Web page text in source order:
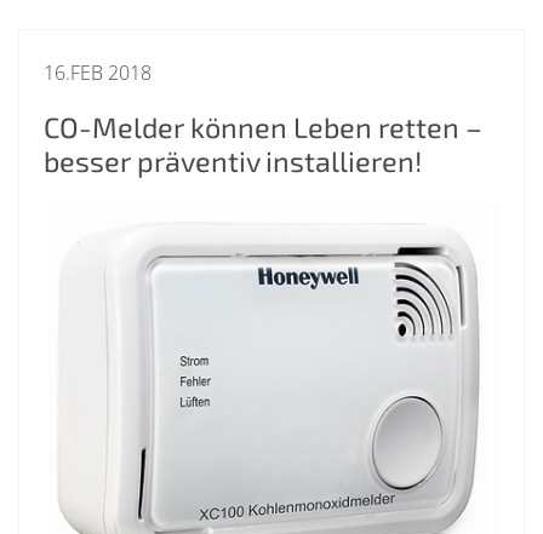
16.FEB 2018
CO-Melder können Leben retten –
besser präventiv installieren!